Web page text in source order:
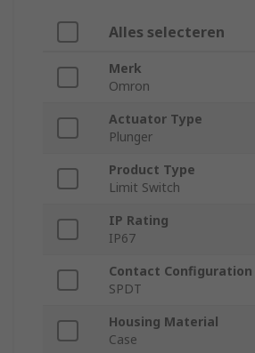
Alles selecteren
Merk
Omron
Actuator Type
Plunger
Product Type
Limit Switch
IP Rating
IP67
Contact Configuration
SPDT
Housing Material
Case